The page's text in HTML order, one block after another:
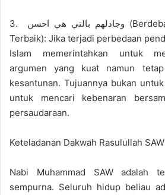
3. وجادلهم بالتي هي احسن (Berdebat dengan Cara yang
Terbaik): Jika terjadi perbedaan
Islam memerintahkan untuk
argumen yang kuat namun
kesantunan. Tujuannya bukan
untuk mencari kebenaran
persaudaraan.
Keteladanan Dakwah Rasulullah
Nabi Muhammad SAW adalah
sempurna. Seluruh hidup beliau